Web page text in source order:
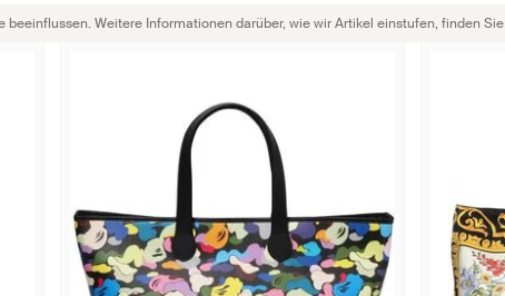
Weitere Informationen darüber, wie wir Artikel einstufen, finden Sie